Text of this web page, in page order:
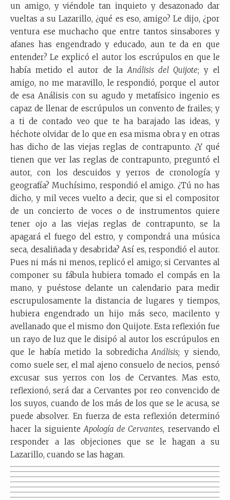
un amigo, y viéndole tan inquieto y desazonado dar
vueltas a su Lazarillo, ¿qué es eso, amigo? Le dijo, ¿por
ventura ese muchacho que entre tantos sinsabores y
afanes has engendrado y educado, aun te da en que
entender? Le explicó el autor los escrúpulos en que le
había metido el autor de laAnálisis del Quijote; y el
amigo, no me maravillo, le respondió, porque el autor
de esa Análisis con su agudo y metafísico ingenio es
capaz de llenar de escrúpulos un convento de frailes; y
a ti de contado veo que te ha barajado las ideas, y
héchote olvidar de lo que en esa misma obra y en otras
has dicho de las viejas reglas de contrapunto. ¿Y qué
tienen que ver las reglas de contrapunto, preguntó el
autor, con los descuidos y yerros de cronología y
geografía? Muchísimo, respondió el amigo. ¿Tú no has
dicho, y mil veces vuelto a decir, que si el compositor
de un concierto de voces o de instrumentos quiere
tener ojo a las viejas reglas de contrapunto, se la
apagará el fuego del estro, y compondrá una música
seca, desaliñada y desabrida? Así es, respondió el autor.
Pues ni más ni menos, replicó el amigo; si Cervantes al
componer su fábula hubiera tomado el compás en la
mano, y puéstose delante un calendario para medir
escrupulosamente la distancia de lugares y tiempos,
hubiera engendrado un hijo más seco, macilento y
avellanado que el mismo don Quijote. Esta reflexión fue
un rayo de luz que le disipó al autor los escrúpulos en
que le había metido la sobredicha Análisis; y siendo,
como suele ser, el mal ajeno consuelo de necios, pensó
excusar sus yerros con los de Cervantes. Mas esto,
reflexionó, será dar a Cervantes por reo convencido de
los suyos, cuando de los más de los que se le acusa, se
puede absolver. En fuerza de esta reflexión determinó
hacer la siguiente Apología de Cervantes, reservando el
responder a las objeciones que se le hagan a su
Lazarillo, cuando se las hagan.